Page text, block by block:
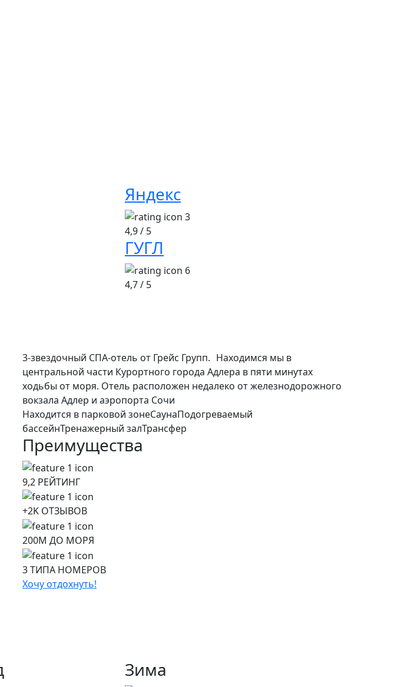
Яндекс
4,9/ 5
ГУГЛ
4,7/ 5
3-звездочный СПА-отель от Грейс Групп. Находимся мы в
центральной части Курортного города Адлера в пяти минутах
ходьбы от моря. Отель расположен недалеко от железнодорожного
вокзала Адлер и аэропорта Сочи
Находится в парковой зонеСаунаПодогреваемый
бассейнТренажерный залТрансфер
Преимущества
9,2 РЕЙТИНГ
+2K ОТЗЫВОВ
200М ДО МОРЯ
3 ТИПА НОМЕРОВ
Хочу отдохнуть!
Зима